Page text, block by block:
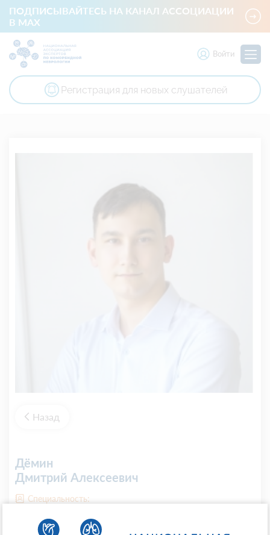
ПОДПИСЫВАЙТЕСЬ НА КАНАЛ АССОЦИАЦИИ
В MAX
Войти
Регистрация для новых слушателей
Назад
Дёмин
Дмитрий Алексеевич
Специальность:
Регалии: